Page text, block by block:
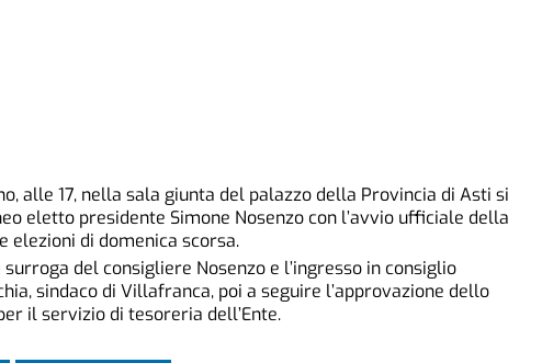
alle 17, nella sala giunta del palazzo della Provincia di Asti si
eletto presidente Simone Nosenzo con l’avvio ufficiale della
elezioni di domenica scorsa.
del consigliere Nosenzo e l’ingresso in consiglio
sindaco di Villafranca, poi a seguire l’approvazione dello
il servizio di tesoreria dell’Ente.